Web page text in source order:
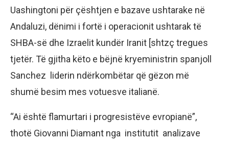
Uashingtoni për çështjen e bazave ushtarake në
Andaluzi, dënimi i fortë i operacionit ushtarak të
SHBA-së dhe Izraelit kundër Iranit [shtzç tregues
tjetër. Të gjitha këto e bëjnë kryeministrin spanjoll
Sanchez liderin ndërkombëtar që gëzon më
shumë besim mes votuesve italianë.
“Ai është flamurtari i progresistëve evropianë”,
thotë Giovanni Diamant nga institutit analizave